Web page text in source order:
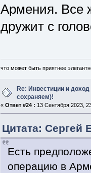
Армения. Все
дружит с
что может быть приятнее
Re: Инвестиции и
сохраняем)!
« Ответ #24 : 13 Сентября 2023,
Цитата: Сергей
Есть
операцию в